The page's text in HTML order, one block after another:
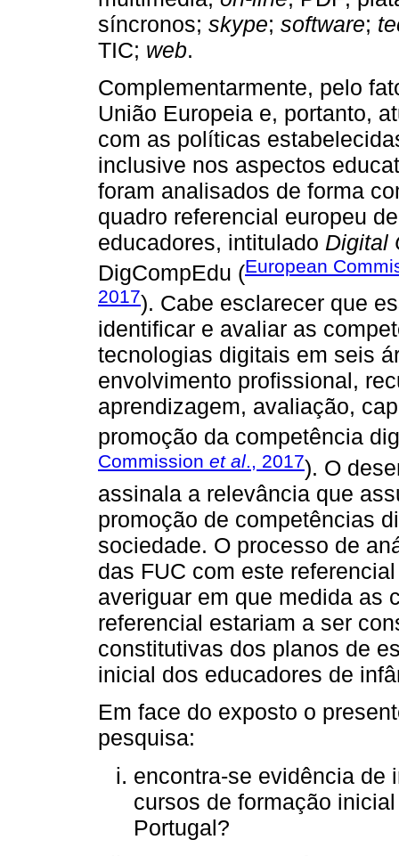
síncronos; skype; software;
TIC; web.
Complementarmente, pelo
União Europeia e, portanto,
com as políticas
inclusive nos aspectos
foram analisados de forma
quadro referencial europeu
educadores, intitulado Digital
DigCompEdu (European
2017). Cabe esclarecer que
identificar e avaliar as
tecnologias digitais em seis
envolvimento profissional,
aprendizagem, avaliação,
promoção da competência
Commission et al., 2017). O
assinala a relevância que
promoção de competências
sociedade. O processo de
das FUC com este
averiguar em que medida as
referencial estariam a ser
constitutivas dos planos de
inicial dos educadores de
Em face do exposto o
pesquisa:
encontra-se evidência de
cursos de formação
Portugal?